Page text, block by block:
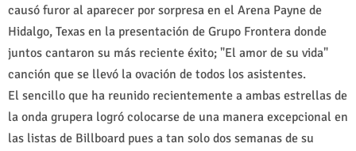
causó furor al aparecer por sorpresa en el Arena Payne de
Hidalgo, Texas en la presentación de Grupo Frontera donde
juntos cantaron su más reciente éxito; "El amor de su vida"
canción que se llevó la ovación de todos los asistentes.
El sencillo que ha reunido recientemente a ambas estrellas de
la onda grupera logró colocarse de una manera excepcional en
las listas de Billboard pues a tan solo dos semanas de su